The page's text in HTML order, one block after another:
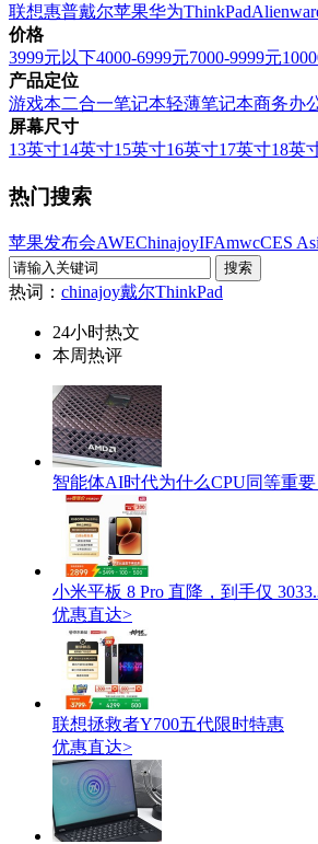
联想惠普戴尔苹果华为ThinkPad
价格
3999元以下4000-6999元7000-9999元
产品定位
游戏本二合一笔记本轻薄笔记本商务办
屏幕尺寸
13英寸14英寸15英寸16英寸17英寸18英
热门搜索
苹果发布会AWEChinajoyIFAmwcCES
热词： chinajoy戴尔ThinkPad
24小时热文
本周热评
智能体AI时代为什么CPU同等重
小米平板 8 Pro 直降，到手仅
优惠直达>
联想拯救者Y700五代限时特惠
优惠直达>